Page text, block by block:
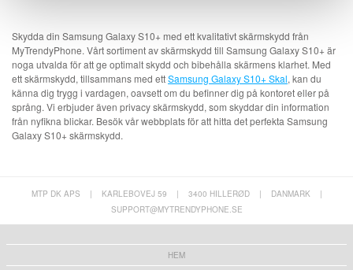
Skydda din Samsung Galaxy S10+ med ett kvalitativt skärmskydd från
MyTrendyPhone. Vårt sortiment av skärmskydd till Samsung Galaxy S10+ är
noga utvalda för att ge optimalt skydd och bibehålla skärmens klarhet. Med
ett skärmskydd, tillsammans med ettSamsung Galaxy S10+ Skal, kan du
känna dig trygg i vardagen, oavsett om du befinner dig på kontoret eller på
språng. Vi erbjuder även privacy skärmskydd, som skyddar din information
från nyfikna blickar. Besök vår webbplats för att hitta det perfekta Samsung
Galaxy S10+ skärmskydd.
MTP DK APS | KARLEBOVEJ 59 | 3400 HILLERØD | DANMARK
|
SUPPORT@MYTRENDYPHONE.SE
HEM